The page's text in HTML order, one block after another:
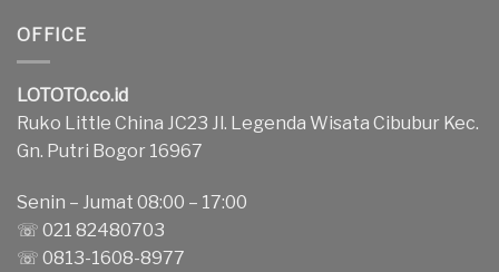
OFFICE
LOTOTO.co.id
Ruko Little China JC23 Jl. Legenda Wisata Cibubur Kec.
Gn. Putri Bogor 16967
Senin – Jumat 08:00 – 17:00
☏ 021 82480703
☏ 0813-1608-8977